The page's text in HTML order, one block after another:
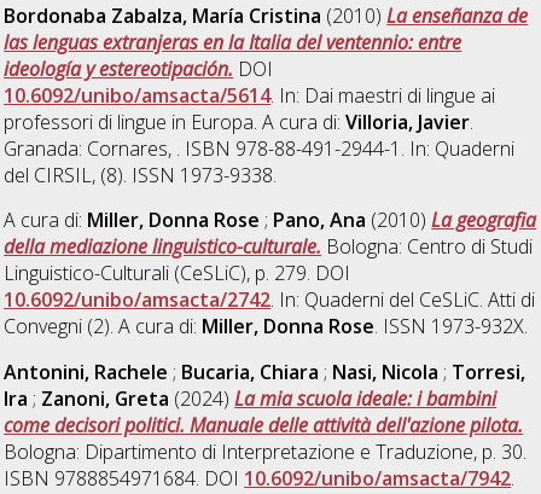
Bordonaba Zabalza, María Cristina (2010)La enseñanza de
las lenguas extranjeras en la Italia del ventennio: entre
ideología y estereotipación. DOI
10.6092/unibo/amsacta/5614. In: Dai maestri di lingue ai
professori di lingue in Europa. A cura di:Villoria, Javier.
Granada: Cornares, . ISBN 978-88-491-2944-1. In: Quaderni
del CIRSIL, (8). ISSN 1973-9338.
A cura di: Miller, Donna Rose ; Pano, Ana (2010)La geografia
della mediazione linguistico-culturale. Bologna: Centro di Studi
Linguistico-Culturali (CeSLiC), p. 279. DOI
10.6092/unibo/amsacta/2742. In: Quaderni del CeSLiC. Atti di
Convegni (2). A cura di: Miller, Donna Rose. ISSN 1973-932X.
Antonini, Rachele ; Bucaria, Chiara ; Nasi, Nicola ; Torresi,
Ira ; Zanoni, Greta (2024)La mia scuola ideale: i bambini
come decisori politici. Manuale delle attività dell'azione pilota.
Bologna: Dipartimento di Interpretazione e Traduzione, p. 30.
ISBN 9788854971684. DOI 10.6092/unibo/amsacta/7942.